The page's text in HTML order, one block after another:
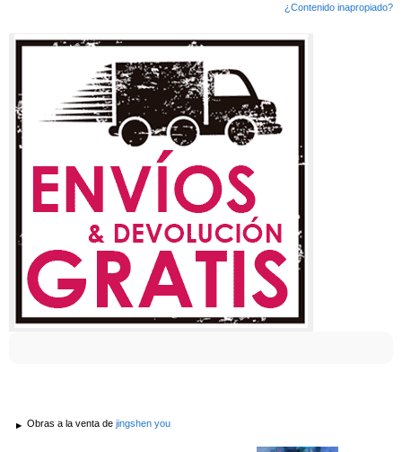
¿Contenido inapropiado?
Obras a la venta de jingshen you